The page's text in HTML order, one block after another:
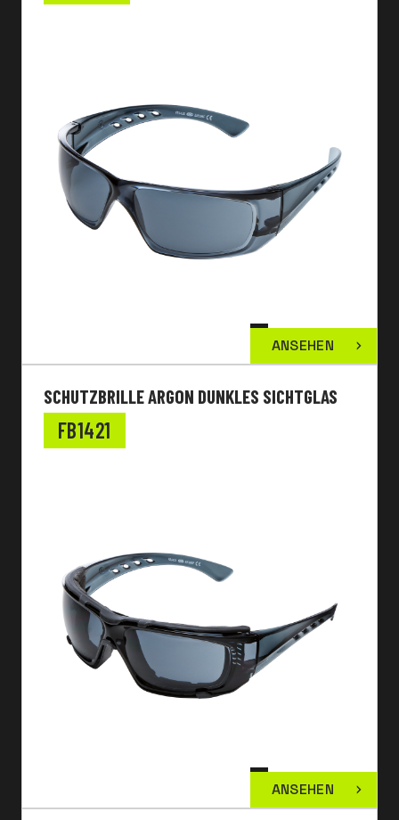
ANSEHEN
SCHUTZBRILLE ARGON DUNKLES SICHTGLAS
FB1421
ANSEHEN